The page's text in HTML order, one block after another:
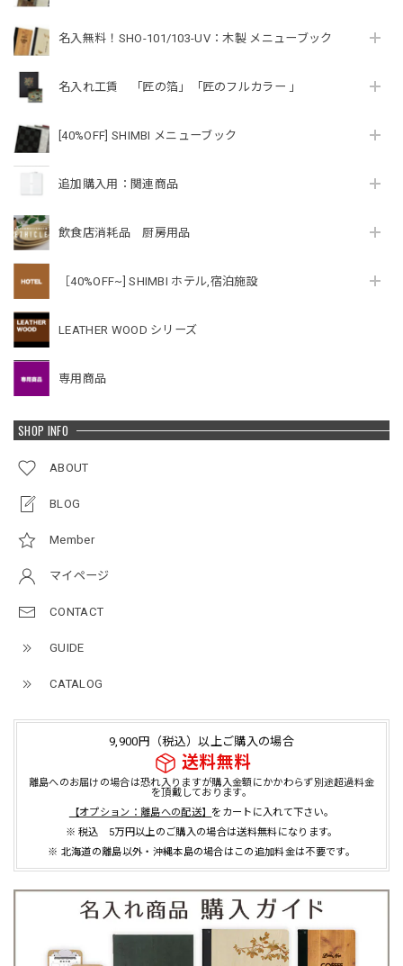
名入無料！SHO-101/103-UV：木製 メニューブック
名入れ工賃 「匠の箔」「匠のフルカラー 」
[40%OFF] SHIMBI メニューブック
追加購入用：関連商品
飲食店消耗品 厨房用品
［40%OFF~] SHIMBI ホテル,宿泊施設
LEATHER WOOD シリーズ
専用商品
SHOP INFO
ABOUT
BLOG
Member
マイページ
CONTACT
GUIDE
CATALOG
9,900円（税込）以上ご購入の場合
送料無料
離島へのお届けの場合は恐れ入りますが購入金額にかかわらず別途超過料金
を頂戴しております。
【オプション：離島への配送】 をカートに入れて下さい。
※ 税込 5万円以上のご購入の場合は送料無料になります。
※ 北海道の離島以外・沖縄本島の場合はこの追加料金は不要です。